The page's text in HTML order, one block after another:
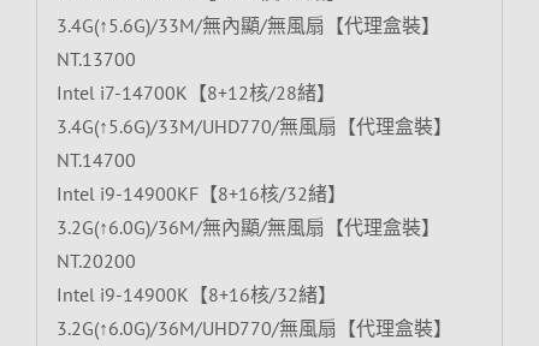
3.4G(↑5.6G)/33M/無內顯/無風扇【代理盒裝】
NT.13700
Intel i7-14700K【8+12核/28緒】
3.4G(↑5.6G)/33M/UHD770/無風扇【代理盒裝】
NT.14700
Intel i9-14900KF【8+16核/32緒】
3.2G(↑6.0G)/36M/無內顯/無風扇【代理盒裝】
NT.20200
Intel i9-14900K【8+16核/32緒】
3.2G(↑6.0G)/36M/UHD770/無風扇【代理盒裝】